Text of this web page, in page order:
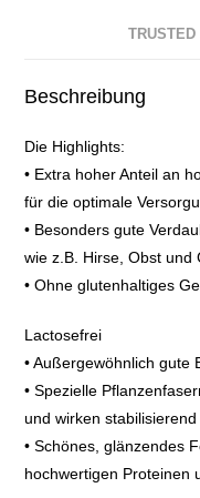
TRUSTED
Beschreibung
Die Highlights:
• Extra hoher Anteil an
für die optimale
• Besonders gute
wie z.B. Hirse, Obst und
• Ohne glutenhaltiges
Lactosefrei
• Außergewöhnlich gute
• Spezielle
und wirken
• Schönes, glänzendes
hochwertigen Proteinen